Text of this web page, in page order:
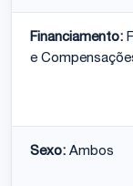
Financiamento:
e
Sexo: Ambos